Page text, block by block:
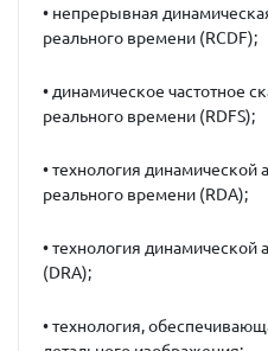
• непрерывная
реального времени (RCDF);
• динамическое частотное
реального времени (RDFS);
• технология
реального времени (RDA);
• технология
(DRA);
• технология,